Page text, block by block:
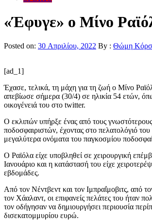
«Έφυγε» ο Μίνο
Posted on: 30 Απριλίου, 2022 By : Θώμη
[ad_1]
Έχασε, τελικά, τη μάχη για τη ζωή ο Μίνο
απεβίωσε σήμερα (30/4) σε ηλικία 54 ετών,
οικογένειά του στο twitter.
Ο εκλιπών υπήρξε ένας από τους
ποδοσφαιριστών, έχοντας στο πελατολόγιό
μεγαλύτερα ονόματα του παγκοσμίου
Ο Ραϊόλα είχε υποβληθεί σε χειρουργική
Ιανουάριο και η κατάστασή του είχε
εβδομάδες.
Από τον Νέντβεντ και τον Ιμπραΐμοβιτς, από
τον Χάαλαντ, οι επιφανείς πελάτες του ήταν
τον οδήγησαν να δημιουργήσει περιουσία
δισεκατομμυρίου ευρώ.